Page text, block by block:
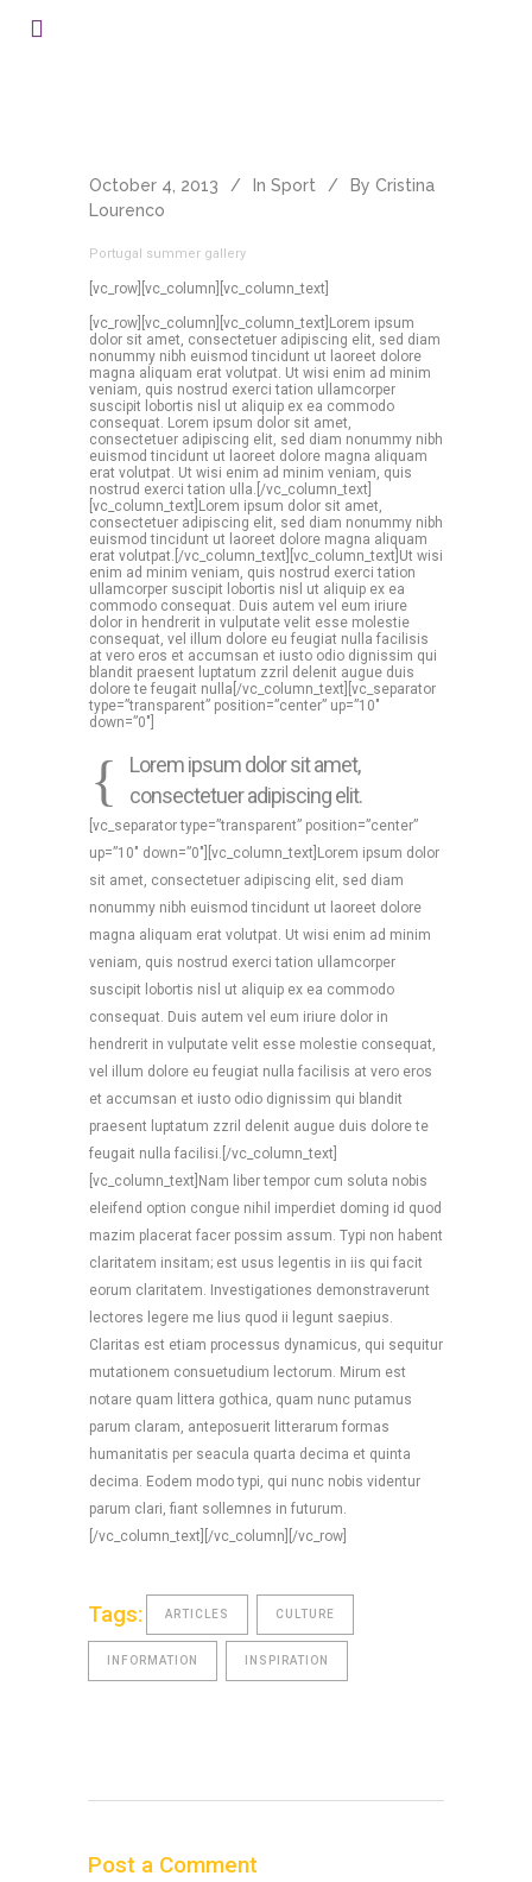
October 4, 2013 In Sport By Cristina
Lourenco
Portugal summer gallery
[vc_row][vc_column][vc_column_text]
[vc_row][vc_column][vc_column_text]Lorem ipsum
dolor sit amet, consectetuer adipiscing elit, sed diam
nonummy nibh euismod tincidunt ut laoreet dolore
magna aliquam erat volutpat. Ut wisi enim ad minim
veniam, quis nostrud exerci tation ullamcorper
suscipit lobortis nisl ut aliquip ex ea commodo
consequat. Lorem ipsum dolor sit amet,
consectetuer adipiscing elit, sed diam nonummy nibh
euismod tincidunt ut laoreet dolore magna aliquam
erat volutpat. Ut wisi enim ad minim veniam, quis
nostrud exerci tation ulla.[/vc_column_text]
[vc_column_text]Lorem ipsum dolor sit amet,
consectetuer adipiscing elit, sed diam nonummy nibh
euismod tincidunt ut laoreet dolore magna aliquam
erat volutpat.[/vc_column_text][vc_column_text]Ut wisi
enim ad minim veniam, quis nostrud exerci tation
ullamcorper suscipit lobortis nisl ut aliquip ex ea
commodo consequat. Duis autem vel eum iriure
dolor in hendrerit in vulputate velit esse molestie
consequat, vel illum dolore eu feugiat nulla facilisis
at vero eros et accumsan et iusto odio dignissim qui
blandit praesent luptatum zzril delenit augue duis
dolore te feugait nulla[/vc_column_text][vc_separator
type=”transparent” position=”center” up=”10″
down=”0″]
Lorem ipsum dolor sit amet,
consectetuer adipiscing elit.
[vc_separator type=”transparent” position=”center”
up=”10″ down=”0″][vc_column_text]Lorem ipsum dolor
sit amet, consectetuer adipiscing elit, sed diam
nonummy nibh euismod tincidunt ut laoreet dolore
magna aliquam erat volutpat. Ut wisi enim ad minim
veniam, quis nostrud exerci tation ullamcorper
suscipit lobortis nisl ut aliquip ex ea commodo
consequat. Duis autem vel eum iriure dolor in
hendrerit in vulputate velit esse molestie consequat,
vel illum dolore eu feugiat nulla facilisis at vero eros
et accumsan et iusto odio dignissim qui blandit
praesent luptatum zzril delenit augue duis dolore te
feugait nulla facilisi.[/vc_column_text]
[vc_column_text]Nam liber tempor cum soluta nobis
eleifend option congue nihil imperdiet doming id quod
mazim placerat facer possim assum. Typi non habent
claritatem insitam; est usus legentis in iis qui facit
eorum claritatem. Investigationes demonstraverunt
lectores legere me lius quod ii legunt saepius.
Claritas est etiam processus dynamicus, qui sequitur
mutationem consuetudium lectorum. Mirum est
notare quam littera gothica, quam nunc putamus
parum claram, anteposuerit litterarum formas
humanitatis per seacula quarta decima et quinta
decima. Eodem modo typi, qui nunc nobis videntur
parum clari, fiant sollemnes in futurum.
[/vc_column_text][/vc_column][/vc_row]
Tags: ARTICLES CULTURE
INFORMATION INSPIRATION
Post a Comment